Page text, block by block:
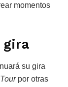
momentos
gira
su gira
por otras